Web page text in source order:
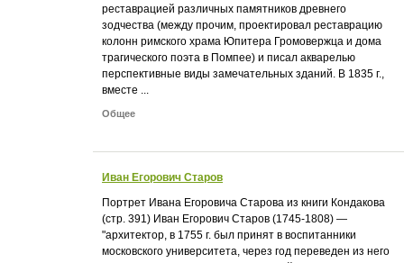
реставрацией различных памятников древнего
зодчества (между прочим, проектировал реставрацию
колонн римского храма Юпитера Громовержца и дома
трагического поэта в Помпее) и писал акварелью
перспективные виды замечательных зданий. В 1835 г.,
вместе ...
Общее
Иван Егорович Старов
Портрет Ивана Егоровича Старова из книги Кондакова
(стр. 391) Иван Егорович Старов (1745-1808) —
"архитектор, в 1755 г. был принят в воспитанники
московского университета, через год переведен из него